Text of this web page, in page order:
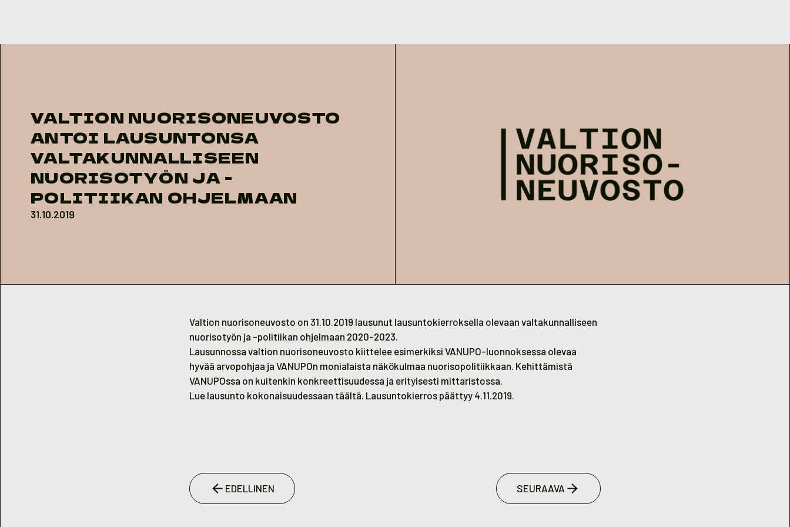
VALTION NUORISONEUVOSTO
ANTOI LAUSUNTONSA
VALTAKUNNALLISEEN
NUORISOTYÖN JA -
POLITIIKAN OHJELMAAN
31.10.2019
Valtion nuorisoneuvosto on 31.10.2019 lausunut lausuntokierroksella olevaan valtakunnalliseen
nuorisotyön ja -politiikan ohjelmaan 2020-2023.
Lausunnossa valtion nuorisoneuvosto kiittelee esimerkiksi VANUPO-luonnoksessa olevaa
hyvää arvopohjaa ja VANUPOn monialaista näkökulmaa nuorisopolitiikkaan. Kehittämistä
VANUPOssa on kuitenkin konkreettisuudessa ja erityisesti mittaristossa.
Lue lausunto kokonaisuudessaan täältä. Lausuntokierros päättyy 4.11.2019.
EDELLINEN SEURAAVA